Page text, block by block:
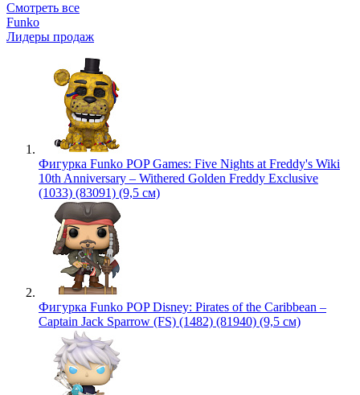
Смотреть все
Funko
Лидеры продаж
Фигурка Funko POP Games: Five Nights at Freddy's Wiki
10th Anniversary – Withered Golden Freddy Exclusive
(1033) (83091) (9,5 см)
Фигурка Funko POP Disney: Pirates of the Caribbean –
Captain Jack Sparrow (FS) (1482) (81940) (9,5 см)